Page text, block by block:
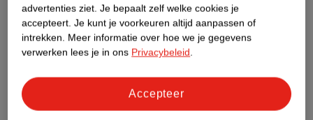
Etiketinformatie
Nature Impact Score
Dit product heeft (nog) geen Nature
Impact Score.
advertenties ziet. Je bepaalt zelf welke cookies je
accepteert. Je kunt je voorkeuren altijd aanpassen of
intrekken. Meer informatie over hoe we je gegevens
verwerken lees je in ons Privacybeleid.
Accepteer